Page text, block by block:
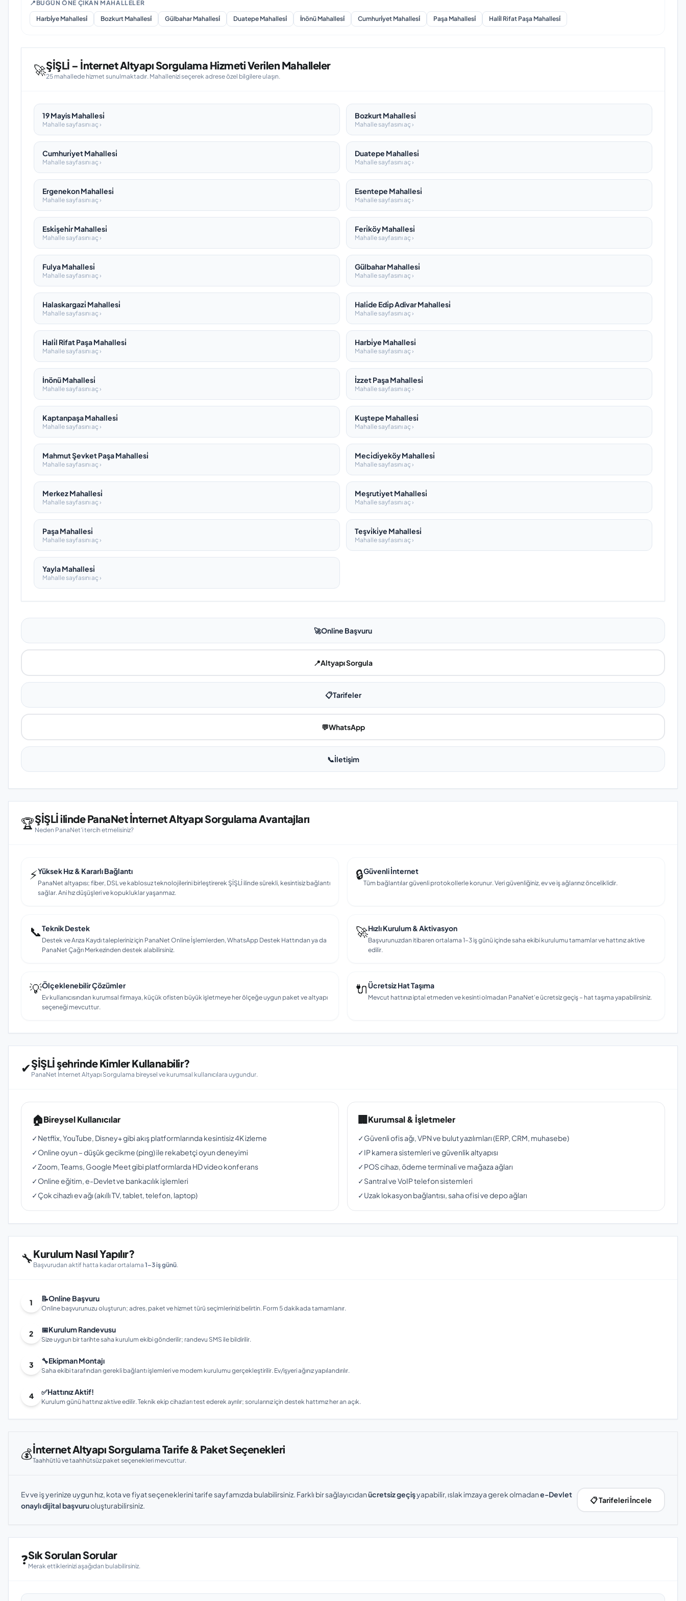
📍 BUGÜN ÖNE ÇIKAN MAHALLELER
Harbi̇ye Mahallesi̇ Bozkurt Mahallesi̇ Gülbahar Mahallesi̇ Duatepe Mahallesi̇ İnönü Mahallesi̇ Cumhuri̇yet Mahallesi̇ Paşa Mahallesi̇ Hali̇l Rifat Paşa Mahallesi̇
🚀ŞİŞLİ – İnternet Altyapı Sorgulama Hizmeti Verilen Mahalleler
25 mahallede hizmet sunulmaktadır. Mahallenizi seçerek adrese özel bilgilere ulaşın.
19 Mayis Mahallesi̇
Mahalle sayfasını aç ›
Bozkurt Mahallesi̇
Mahalle sayfasını aç ›
Cumhuri̇yet Mahallesi̇
Mahalle sayfasını aç ›
Duatepe Mahallesi̇
Mahalle sayfasını aç ›
Ergenekon Mahallesi̇
Mahalle sayfasını aç ›
Esentepe Mahallesi̇
Mahalle sayfasını aç ›
Eski̇şehi̇r Mahallesi̇
Mahalle sayfasını aç ›
Feri̇köy Mahallesi̇
Mahalle sayfasını aç ›
Fulya Mahallesi̇
Mahalle sayfasını aç ›
Gülbahar Mahallesi̇
Mahalle sayfasını aç ›
Halaskargazi̇ Mahallesi̇
Mahalle sayfasını aç ›
Hali̇de Edi̇p Adivar Mahallesi̇
Mahalle sayfasını aç ›
Hali̇l Rifat Paşa Mahallesi̇
Mahalle sayfasını aç ›
Harbi̇ye Mahallesi̇
Mahalle sayfasını aç ›
İnönü Mahallesi̇
Mahalle sayfasını aç ›
İzzet Paşa Mahallesi̇
Mahalle sayfasını aç ›
Kaptanpaşa Mahallesi̇
Mahalle sayfasını aç ›
Kuştepe Mahallesi̇
Mahalle sayfasını aç ›
Mahmut Şevket Paşa Mahallesi̇
Mahalle sayfasını aç ›
Meci̇di̇yeköy Mahallesi̇
Mahalle sayfasını aç ›
Merkez Mahallesi̇
Mahalle sayfasını aç ›
Meşruti̇yet Mahallesi̇
Mahalle sayfasını aç ›
Paşa Mahallesi̇
Mahalle sayfasını aç ›
Teşvi̇ki̇ye Mahallesi̇
Mahalle sayfasını aç ›
Yayla Mahallesi̇
Mahalle sayfasını aç ›
🚀Online Başvuru
📍Altyapı Sorgula
📋Tarifeler
💬WhatsApp
📞İletişim
🏆ŞİŞLİ ilinde PanaNet İnternet Altyapı Sorgulama Avantajları
Neden PanaNet'i tercih etmelisiniz?
⚡Yüksek Hız & Kararlı Bağlantı
PanaNet altyapısı; fiber, DSL ve kablosuz teknolojilerini birleştirerek ŞİŞLİ ilinde sürekli, kesintisiz bağlantı
sağlar. Ani hız düşüşleri ve kopukluklar yaşanmaz.
🔒Güvenli İnternet
Tüm bağlantılar güvenli protokollerle korunur. Veri güvenliğiniz, ev ve iş ağlarınız önceliklidir.
📞Teknik Destek
Destek ve Arıza Kaydı talepleriniz için PanaNet Online İşlemlerden, WhatsApp Destek Hattından ya da
PanaNet Çağrı Merkezinden destek alabilirsiniz.
🚀Hızlı Kurulum & Aktivasyon
Başvurunuzdan itibaren ortalama 1–3 iş günü içinde saha ekibi kurulumu tamamlar ve hattınız aktive
edilir.
💡Ölçeklenebilir Çözümler
Ev kullanıcısından kurumsal firmaya, küçük ofisten büyük işletmeye her ölçeğe uygun paket ve altyapı
seçeneği mevcuttur.
🔌Ücretsiz Hat Taşıma
Mevcut hattınızı iptal etmeden ve kesinti olmadan PanaNet'e ücretsiz geçiş – hat taşıma yapabilirsiniz.
✔ŞİŞLİ şehrinde Kimler Kullanabilir?
PanaNet İnternet Altyapı Sorgulama bireysel ve kurumsal kullanıcılara uygundur.
🏠Bireysel Kullanıcılar
✓Netflix, YouTube, Disney+ gibi akış platformlarında kesintisiz 4K izleme
✓Online oyun – düşük gecikme (ping) ile rekabetçi oyun deneyimi
✓Zoom, Teams, Google Meet gibi platformlarda HD video konferans
✓Online eğitim, e-Devlet ve bankacılık işlemleri
✓Çok cihazlı ev ağı (akıllı TV, tablet, telefon, laptop)
🏢Kurumsal & İşletmeler
✓Güvenli ofis ağı, VPN ve bulut yazılımları (ERP, CRM, muhasebe)
✓IP kamera sistemleri ve güvenlik altyapısı
✓POS cihazı, ödeme terminali ve mağaza ağları
✓Santral ve VoIP telefon sistemleri
✓Uzak lokasyon bağlantısı, saha ofisi ve depo ağları
🔧Kurulum Nasıl Yapılır?
Başvurudan aktif hatta kadar ortalama 1–3 iş günü.
1 📝Online Başvuru
Online başvurunuzu oluşturun; adres, paket ve hizmet türü seçimlerinizi belirtin. Form 5 dakikada tamamlanır.
2 📅Kurulum Randevusu
Size uygun bir tarihte saha kurulum ekibi gönderilir; randevu SMS ile bildirilir.
3 🔧Ekipman Montajı
Saha ekibi tarafından gerekli bağlantı işlemleri ve modem kurulumu gerçekleştirilir. Ev/işyeri ağınız yapılandırılır.
4 ✅Hattınız Aktif!
Kurulum günü hattınız aktive edilir. Teknik ekip cihazları test ederek ayrılır; sorularınız için destek hattımız her an açık.
💰İnternet Altyapı Sorgulama Tarife & Paket Seçenekleri
Taahhütlü ve taahhütsüz paket seçenekleri mevcuttur.
Ev ve iş yerinize uygun hız, kota ve fiyat seçeneklerini tarife sayfamızda bulabilirsiniz. Farklı bir sağlayıcıdanücretsiz geçişyapabilir, ıslak imzaya gerek olmadane-Devlet
onaylı dijital başvuruoluşturabilirsiniz.
📋 Tarifeleri İncele
❓Sık Sorulan Sorular
Merak ettiklerinizi aşağıdan bulabilirsiniz.